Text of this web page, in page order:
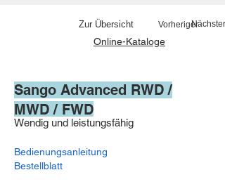
Zur Übersicht VorherigerNächster
Online-Kataloge
Sango Advanced RWD /
MWD / FWD
Wendig und leistungsfähig
Bedienungsanleitung
Bestellblatt